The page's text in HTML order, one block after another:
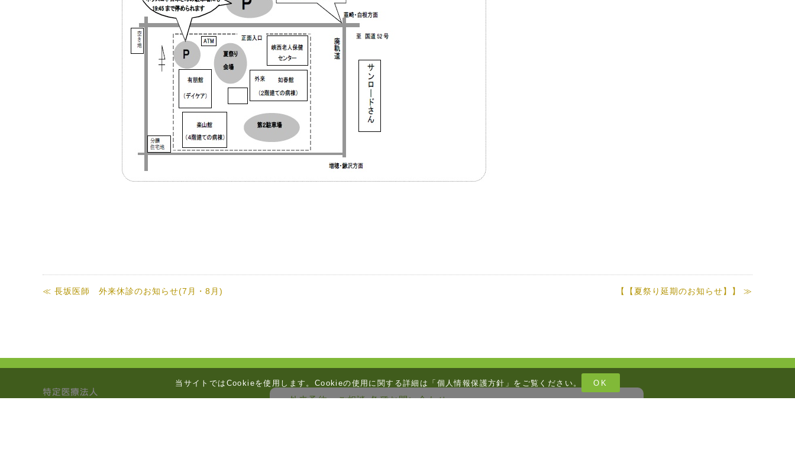
当サイトではCookieを使用します。Cookieの使用に関する詳細は「 個人情報保護方針 」をご覧ください。 OK
【【夏祭り延期のお知らせ】】 ≫
≪ 長坂医師 外来休診のお知らせ(7月・8月)
外来予約・ご相談 各種お問い合わせ